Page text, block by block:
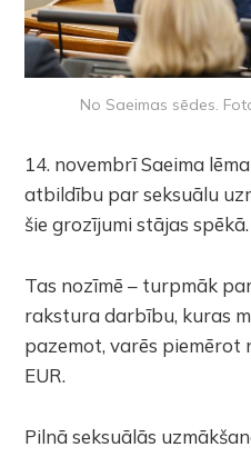
No Saeimas sēdes.
14. novembrī Saeima
atbildību par seksuālu
šie grozījumi stājas spēkā.
Tas nozīmē – turpmāk
rakstura darbību, kuras
pazemot, varēs piemērot
EUR.
Pilnā seksuālās